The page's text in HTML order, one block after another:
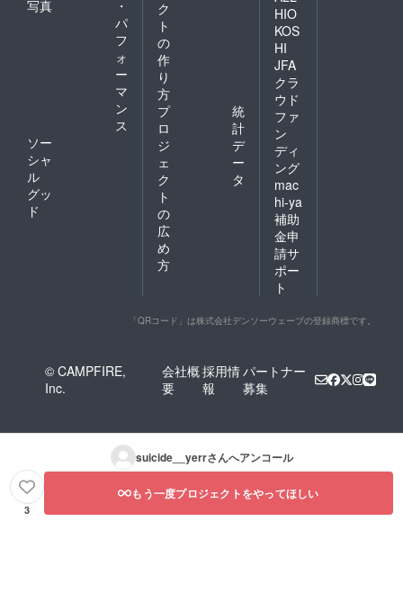
写真
・
パ
フ
ォ
ー
マ
ン
ス
ソー
シャ
ル
グッ
ド
ク
ト
の
作
り
方
プ
ロ
ジ
ェ
ク
ト
の
広
め
方
統
計
デ
ー
タ
HIO
KOS
HI
JFA
クラ
ウド
ファ
ン
ディ
ング
mac
hi-ya
補助
金申
請サ
ポー
ト
「QRコード」は株式会社デンソーウェーブの登録商標です。
© CAMPFIRE,
Inc.
会社概
要
採用情
報
パートナー
募集
suicide__yerrさんへアンコール
3
もう一度プロジェクトをやってほしい